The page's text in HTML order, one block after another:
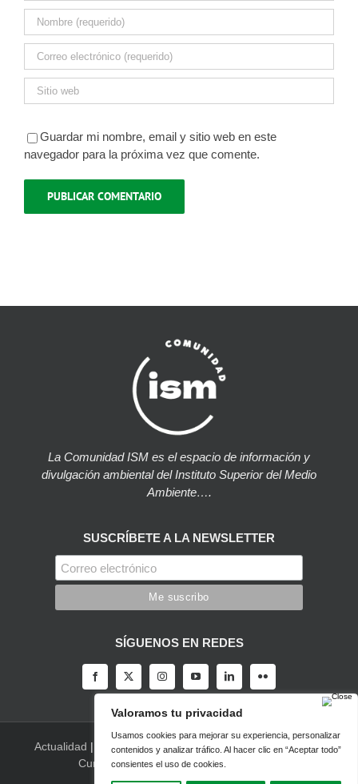
Guardar mi nombre, email y sitio web en este
navegador para la próxima vez que comente.
La Comunidad ISM es el espacio de información y
divulgación ambiental del Instituto Superior del Medio
Ambiente….
SUSCRÍBETE A LA NEWSLETTER
SÍGUENOS EN REDES
Actualidad | Blog|Agenda|Herramientas|Canal Vídeo|
Cursos|Empleo|Newsletter